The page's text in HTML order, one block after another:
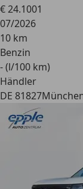
€ 24.1001
07/2026
10 km
Benzin
- (l/100 km)
Händler
DE 81827